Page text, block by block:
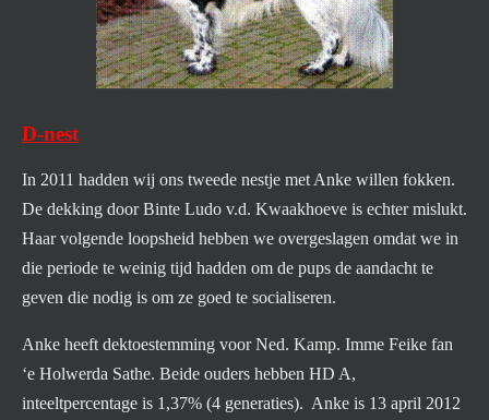
D-nest
In 2011 hadden wij ons tweede nestje met Anke willen fokken.
De dekking door Binte Ludo v.d. Kwaakhoeve is echter mislukt.
Haar volgende loopsheid hebben we overgeslagen omdat we in
die periode te weinig tijd hadden om de pups de aandacht te
geven die nodig is om ze goed te socialiseren.
Anke heeft dektoestemming voor Ned. Kamp. Imme Feike fan
‘e Holwerda Sathe. Beide ouders hebben HD A,
inteeltpercentage is 1,37% (4 generaties). Anke is 13 april 2012